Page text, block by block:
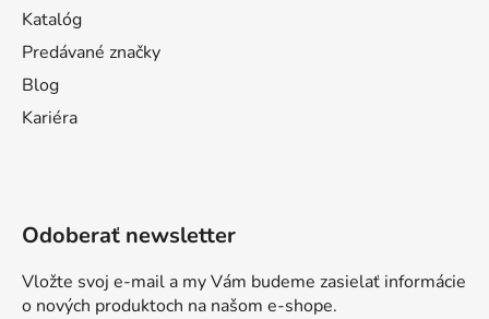
Katalóg
Predávané značky
Blog
Kariéra
Odoberať newsletter
Vložte svoj e-mail a my Vám budeme zasielať informácie
o nových produktoch na našom e-shope.